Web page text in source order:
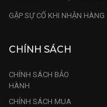
GẶP SỰ CỐ KHI NHẬN HÀNG
CHÍNH SÁCH
CHÍNH SÁCH BẢO
HÀNH
CHÍNH SÁCH MUA